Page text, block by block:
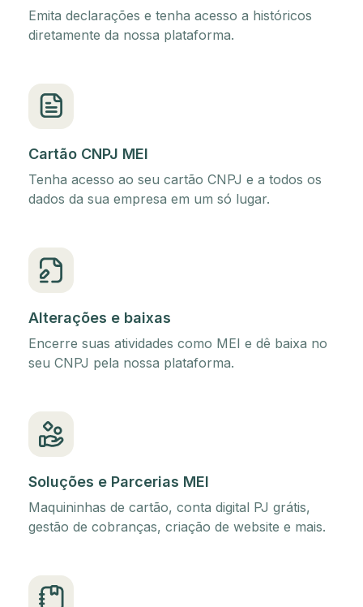
Emita declarações e tenha acesso a históricos
diretamente da nossa plataforma.
Cartão CNPJ MEI
Tenha acesso ao seu cartão CNPJ e a todos os
dados da sua empresa em um só lugar.
Alterações e baixas
Encerre suas atividades como MEI e dê baixa no
seu CNPJ pela nossa plataforma.
Soluções e Parcerias MEI
Maquininhas de cartão, conta digital PJ grátis,
gestão de cobranças, criação de website e mais.